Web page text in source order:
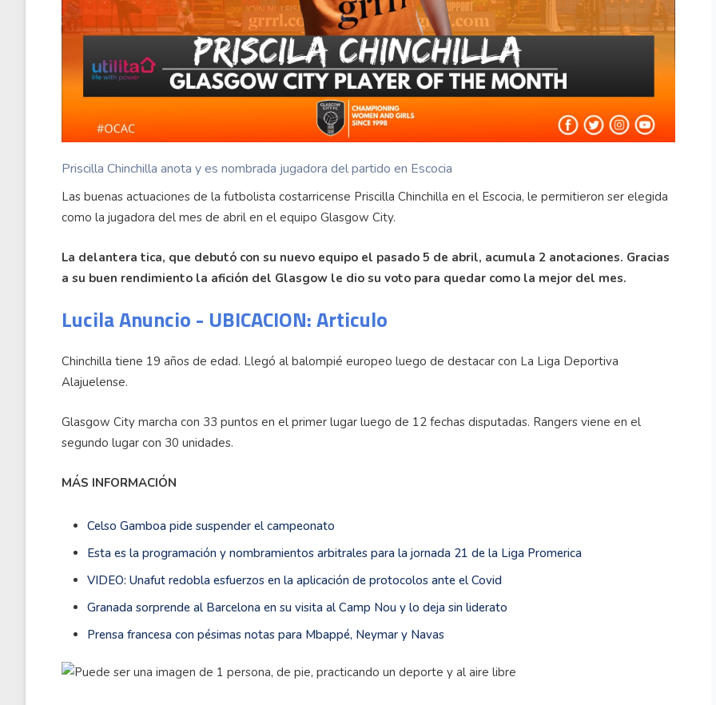
Priscilla Chinchilla anota y es nombrada jugadora del partido en Escocia
Las buenas actuaciones de la futbolista costarricense Priscilla Chinchilla en el Escocia, le permitieron ser elegida
como la jugadora del mes de abril en el equipo Glasgow City.
La delantera tica, que debutó con su nuevo equipo el pasado 5 de abril, acumula 2 anotaciones. Gracias
a su buen rendimiento la afición del Glasgow le dio su voto para quedar como la mejor del mes.
Lucila Anuncio - UBICACION: Articulo
Chinchilla tiene 19 años de edad. Llegó al balompié europeo luego de destacar con La Liga Deportiva
Alajuelense.
Glasgow City marcha con 33 puntos en el primer lugar luego de 12 fechas disputadas. Rangers viene en el
segundo lugar con 30 unidades.
MÁS INFORMACIÓN
Celso Gamboa pide suspender el campeonato
Esta es la programación y nombramientos arbitrales para la jornada 21 de la Liga Promerica
VIDEO: Unafut redobla esfuerzos en la aplicación de protocolos ante el Covid
Granada sorprende al Barcelona en su visita al Camp Nou y lo deja sin liderato
Prensa francesa con pésimas notas para Mbappé, Neymar y Navas